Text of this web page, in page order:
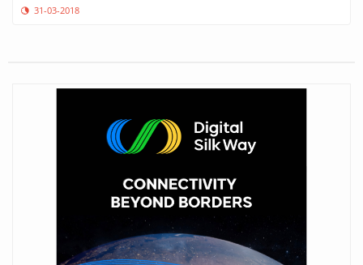
31-03-2018